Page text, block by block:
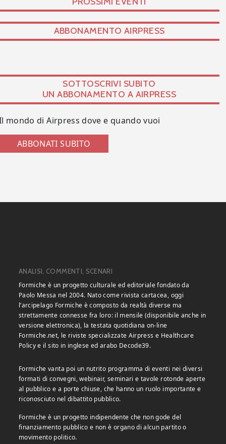
ABBONAMENTO AIRPRESS
SOTTOSCRIVI SUBITO
UN ABBONAMENTO A AIRPRESS
mondo di Airpress dove e quando vuoi
ABBONATI SUBITO
ANALISI, COMMENTI, SCENARI
Formiche è un progetto culturale ed editoriale fondato da
Paolo Messa nel 2004. Nato come rivista cartacea, oggi
l’arcipelago Formiche è composto da realtà diverse ma
strettamente connesse fra loro: il mensile (disponibile anche in
versione elettronica), la testata quotidiana on-line
Formiche.net, le riviste specializzate Airpress e Healthcare
Policy e il sito in inglese ed arabo Decode39.
Formiche vanta poi un nutrito programma di eventi nei diversi
formati di convegni, webinair, seminari e tavole rotonde aperte
al pubblico e a porte chiuse, che hanno un ruolo importante e
riconosciuto nel dibattito pubblico.
Formiche è un progetto indipendente che non gode del
finanziamento pubblico e non è organo di alcun partito o
movimento politico.